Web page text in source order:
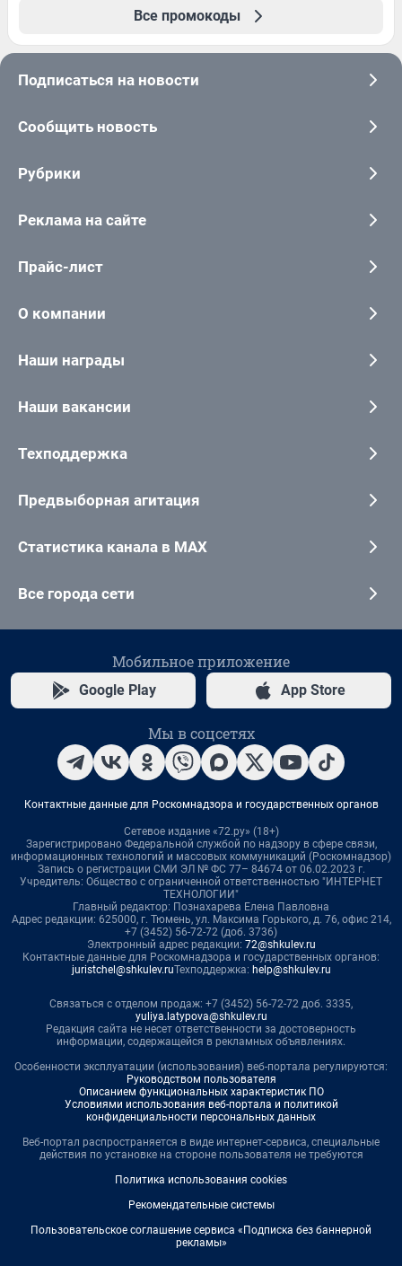
Все промокоды
Подписаться на новости
Сообщить новость
Рубрики
Реклама на сайте
Прайс-лист
О компании
Наши награды
Наши вакансии
Техподдержка
Предвыборная агитация
Статистика канала в MAX
Все города сети
Мобильное приложение
Google Play App Store
Мы в соцсетях
Контактные данные для Роскомнадзора и государственных органов
Сетевое издание «72.ру» (18+)
Зарегистрировано Федеральной службой по надзору в сфере связи,
информационных технологий и массовых коммуникаций (Роскомнадзор)
Запись о регистрации СМИ ЭЛ № ФС 77– 84674 от 06.02.2023 г.
Учредитель: Общество с ограниченной ответственностью "ИНТЕРНЕТ
ТЕХНОЛОГИИ"
Главный редактор: Познахарева Елена Павловна
Адрес редакции: 625000, г. Тюмень, ул. Максима Горького, д. 76, офис 214,
+7 (3452) 56-72-72 (доб. 3736)
Электронный адрес редакции: 72@shkulev.ru
Контактные данные для Роскомнадзора и государственных органов:
juristchel@shkulev.ruТехподдержка: help@shkulev.ru
Связаться с отделом продаж: +7 (3452) 56-72-72 доб. 3335,
yuliya.latypova@shkulev.ru
Редакция сайта не несет ответственности за достоверность
информации, содержащейся в рекламных объявлениях.
Особенности эксплуатации (использования) веб-портала регулируются:
Руководством пользователя
Описанием функциональных характеристик ПО
Условиями использования веб-портала и политикой
конфиденциальности персональных данных
Веб-портал распространяется в виде интернет-сервиса, специальные
действия по установке на стороне пользователя не требуются
Политика использования cookies
Рекомендательные системы
Пользовательское соглашение сервиса «Подписка без баннерной
рекламы»